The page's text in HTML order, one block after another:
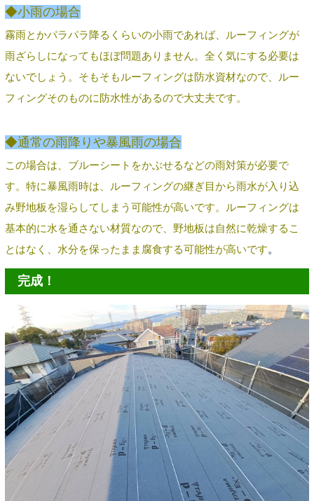
◆小雨の場合
霧雨とかパラパラ降るくらいの小雨であれば、ルーフィングが
雨ざらしになってもほぼ問題ありません。全く気にする必要は
ないでしょう。そもそもルーフィングは防水資材なので、ルー
フィングそのものに防水性があるので大丈夫です。
◆通常の雨降りや暴風雨の場合
この場合は、ブルーシートをかぶせるなどの雨対策が必要で
す。特に暴風雨時は、ルーフィングの継ぎ目から雨水が入り込
み野地板を湿らしてしまう可能性が高いです。ルーフィングは
基本的に水を通さない材質なので、野地板は自然に乾燥するこ
とはなく、水分を保ったまま腐食する可能性が高いです。
完成！